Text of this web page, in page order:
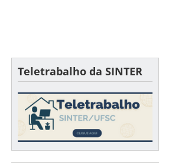
Teletrabalho da SINTER